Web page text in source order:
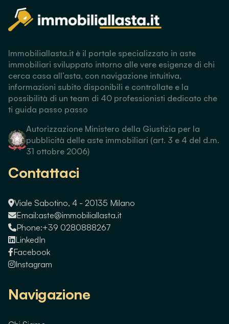
Immobiliallasta.it è il portale specializzato in aste
immobiliari sviluppato intorno alle vere esigenze di chi
cerca casa all’asta, con navigazione intuitiva,
informazioni subito disponibili e controllate e la
possibilità di un team di 40 professionisti dedicato che
ti guida passo passo
Autorizzazione Ministero della Giustizia per la
pubblicità delle aste immobiliari (art. 3 e 4 del d.m.
31 ottobre 2006)
Contattaci
Viale Sabotino, 4 - 20135 Milano
Email:aste@immobiliallasta.it
Phone:+39 0280888267
LinkedIn
Facebook
Instagram
Navigazione